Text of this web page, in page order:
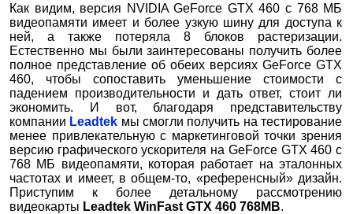
Как видим, версия NVIDIA GeForce GTX 460 с 768 МБ
видеопамяти имеет и более узкую шину для доступа к
ней, а также потеряла 8 блоков растеризации.
Естественно мы были заинтересованы получить более
полное представление об обеих версиях GeForce GTX
460, чтобы сопоставить уменьшение стоимости с
падением производительности и дать ответ, стоит ли
экономить. И вот, благодаря представительству
компании Leadtek мы смогли получить на тестирование
менее привлекательную с маркетинговой точки зрения
версию графического ускорителя на GeForce GTX 460 с
768 МБ видеопамяти, которая работает на эталонных
частотах и имеет, в общем-то, «референсный» дизайн.
Приступим к более детальному рассмотрению
видеокарты Leadtek WinFast GTX 460 768MB.